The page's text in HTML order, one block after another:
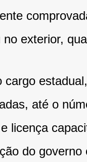
exterior,
cargo
até o
licença
do